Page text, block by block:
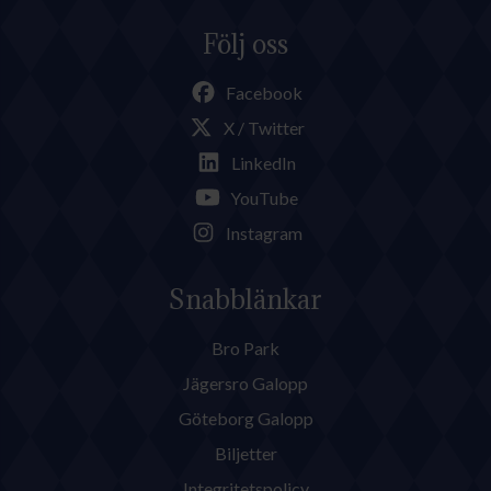
Följ oss
Facebook
X / Twitter
LinkedIn
YouTube
Instagram
Snabblänkar
Bro Park
Jägersro Galopp
Göteborg Galopp
Biljetter